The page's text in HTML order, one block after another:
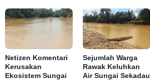
Netizen Komentari
Kerusakan
Ekosistem Sungai
Sejumlah Warga
Rawak Keluhkan
Air Sungai Sekadau